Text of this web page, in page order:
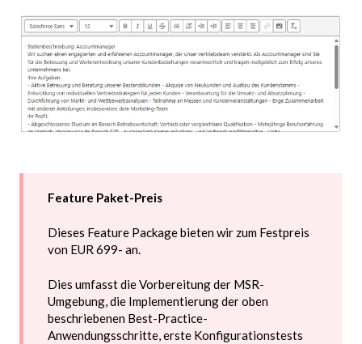
Feature Paket-Preis
Dieses Feature Package bieten wir zum Festpreis
von EUR 699- an.
Dies umfasst die Vorbereitung der MSR-
Umgebung, die Implementierung der oben
beschriebenen Best-Practice-
Anwendungsschritte, erste Konfigurationstests